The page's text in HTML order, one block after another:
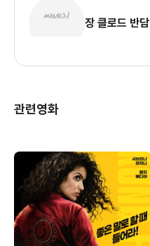
장 클로드 반담
관련영화